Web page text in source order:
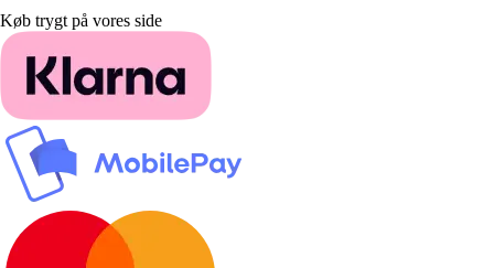
Køb trygt på vores side